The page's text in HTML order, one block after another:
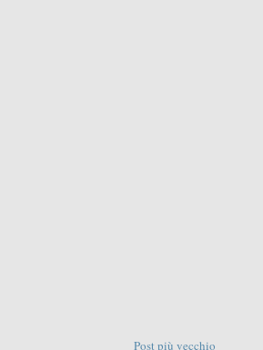
Post più vecchio